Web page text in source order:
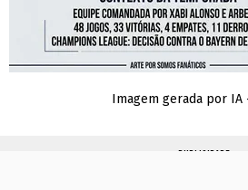
Imagem gerada por IA
PUBLICIDADE